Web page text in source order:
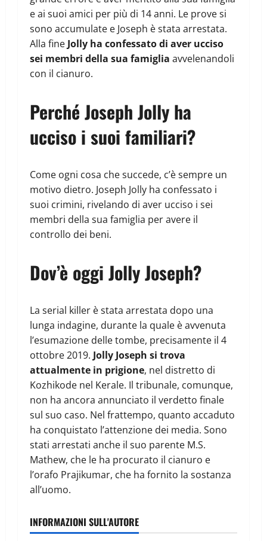
e ai suoi amici per più di 14 anni. Le prove si
sono accumulate e Joseph è stata arrestata.
Alla fine Jolly ha confessato di aver ucciso
sei membri della sua famiglia avvelenandoli
con il cianuro.
Perché Joseph Jolly ha
ucciso i suoi familiari?
Come ogni cosa che succede, c’è sempre un
motivo dietro. Joseph Jolly ha confessato i
suoi crimini, rivelando di aver ucciso i sei
membri della sua famiglia per avere il
controllo dei beni.
Dov’è oggi Jolly Joseph?
La serial killer è stata arrestata dopo una
lunga indagine, durante la quale è avvenuta
l’esumazione delle tombe, precisamente il 4
ottobre 2019. Jolly Joseph si trova
attualmente in prigione, nel distretto di
Kozhikode nel Kerale. Il tribunale, comunque,
non ha ancora annunciato il verdetto finale
sul suo caso. Nel frattempo, quanto accaduto
ha conquistato l’attenzione dei media. Sono
stati arrestati anche il suo parente M.S.
Mathew, che le ha procurato il cianuro e
l’orafo Prajikumar, che ha fornito la sostanza
all’uomo.
INFORMAZIONI SULL'AUTORE